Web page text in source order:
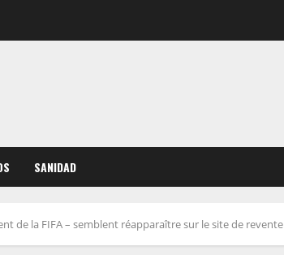
SANIDAD
de la FIFA – semblent réapparaître sur le site de revente